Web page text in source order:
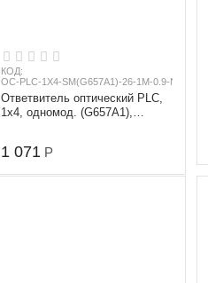
КОД:
OC-PLC-1X4-SM(G657A1)-26-1M-0.9-NC/NC
Ответвитель оптический PLC,
1х4, одномод. (G657A1),
1 071 Р